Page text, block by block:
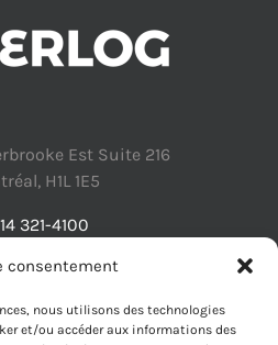
consentement
nous utilisons des technologies
et/ou accéder aux informations des
Est Suite 216
H1L 1E5
321-4100